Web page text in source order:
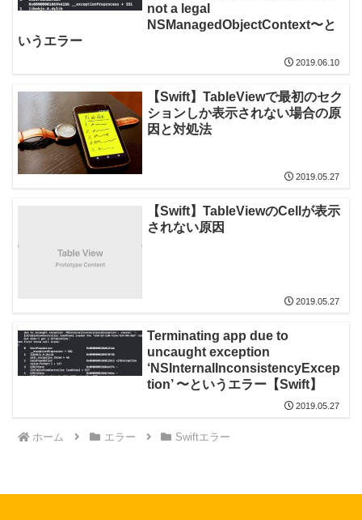
not a legal
NSManagedObjectContext〜と
いうエラー
2019.06.10
【Swift】TableViewで最初のセク
ションしか表示されない場合の原
因と対処法
2019.05.27
【Swift】TableViewのCellが表示
されない原因
2019.05.27
Terminating app due to
uncaught exception
‘NSInternalInconsistencyExcep
tion’ 〜というエラー【Swift】
2019.05.27
ホーム エラー Swiftエラー